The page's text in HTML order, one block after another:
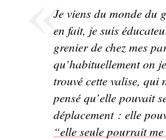
Je viens du monde
en fait, je suis
grenier de chez mes
qu’habituellement on
trouvé cette valise,
pensé qu’elle pouvait
déplacement : elle
“elle seule pourrait